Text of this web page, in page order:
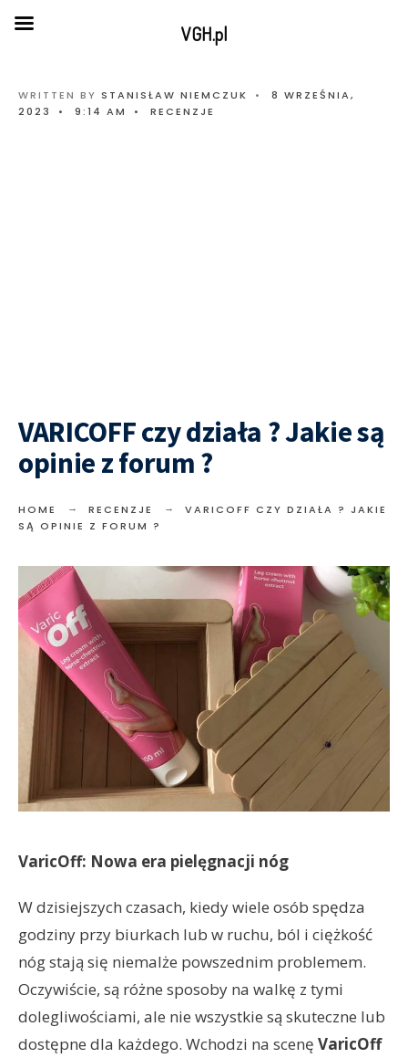
WRITTEN BY STANISŁAW NIEMCZUK •
8 WRZEŚNIA,
2023
• 9:14 AM • RECENZJE
VARICOFF czy działa ? Jakie są
opinie z forum ?
HOME RECENZJE
VARICOFF CZY DZIAŁA ? JAKIE
SĄ OPINIE Z FORUM ?
VaricOff: Nowa era pielęgnacji nóg
W dzisiejszych czasach, kiedy wiele osób spędza
godziny przy biurkach lub w ruchu, ból i ciężkość
nóg stają się niemalże powszednim problemem.
Oczywiście, są różne sposoby na walkę z tymi
dolegliwościami, ale nie wszystkie są skuteczne lub
dostępne dla każdego. Wchodzi na scenę VaricOff
VGH.pl